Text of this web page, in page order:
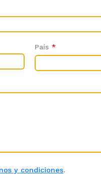
País *
y condiciones.